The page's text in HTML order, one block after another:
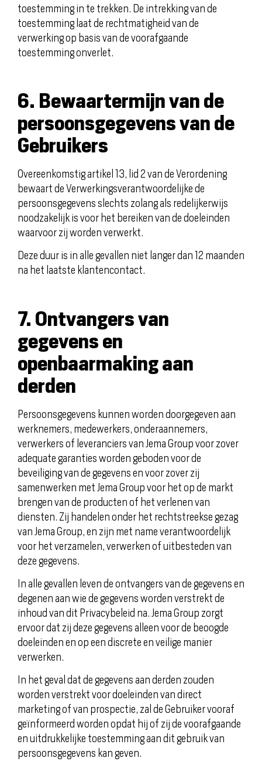
toestemming in te trekken. De intrekking van de
toestemming laat de rechtmatigheid van de
verwerking op basis van de voorafgaande
toestemming onverlet.
6. Bewaartermijn van de
persoonsgegevens van de
Gebruikers
Overeenkomstig artikel 13, lid 2 van de Verordening
bewaart de Verwerkingsverantwoordelijke de
persoonsgegevens slechts zolang als redelijkerwijs
noodzakelijk is voor het bereiken van de doeleinden
waarvoor zij worden verwerkt.
Deze duur is in alle gevallen niet langer dan 12 maanden
na het laatste klantencontact.
7. Ontvangers van
gegevens en
openbaarmaking aan
derden
Persoonsgegevens kunnen worden doorgegeven aan
werknemers, medewerkers, onderaannemers,
verwerkers of leveranciers van Jema Group voor zover
adequate garanties worden geboden voor de
beveiliging van de gegevens en voor zover zij
samenwerken met Jema Group voor het op de markt
brengen van de producten of het verlenen van
diensten. Zij handelen onder het rechtstreekse gezag
van Jema Group, en zijn met name verantwoordelijk
voor het verzamelen, verwerken of uitbesteden van
deze gegevens.
In alle gevallen leven de ontvangers van de gegevens en
degenen aan wie de gegevens worden verstrekt de
inhoud van dit Privacybeleid na. Jema Group zorgt
ervoor dat zij deze gegevens alleen voor de beoogde
doeleinden en op een discrete en veilige manier
verwerken.
In het geval dat de gegevens aan derden zouden
worden verstrekt voor doeleinden van direct
marketing of van prospectie, zal de Gebruiker vooraf
geïnformeerd worden opdat hij of zij de voorafgaande
en uitdrukkelijke toestemming aan dit gebruik van
persoonsgegevens kan geven.